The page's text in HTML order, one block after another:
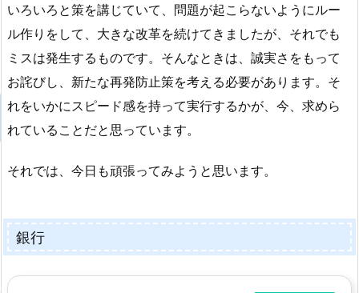
いろいろと策を講じていて、問題が起こらないようにルー
ル作りをして、大きな改革を続けてきましたが、それでも
ミスは発生するものです。そんなときは、誠実さをもって
お詫びし、新たな再発防止策を考える必要があります。そ
れをいかにスピード感を持って実行するかが、今、求めら
れていることだと思っています。
それでは、今日も頑張ってみようと思います。
銀行